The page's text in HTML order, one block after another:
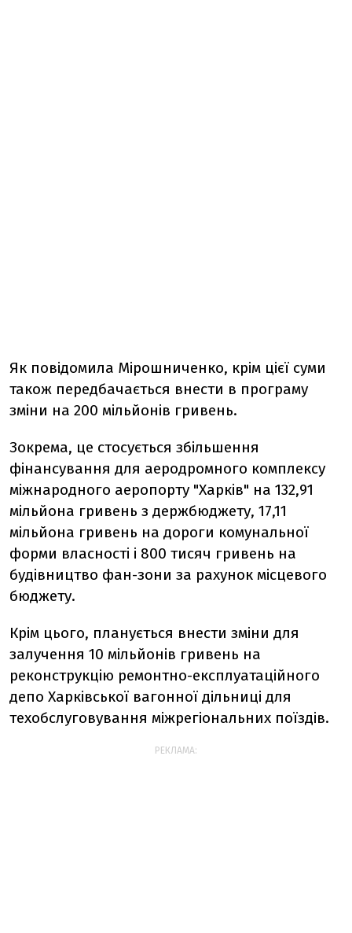
Як повідомила Мірошниченко, крім цієї суми
також передбачається внести в програму
зміни на 200 мільйонів гривень.
Зокрема, це стосується збільшення
фінансування для аеродромного комплексу
міжнародного аеропорту "Харків" на 132,91
мільйона гривень з держбюджету, 17,11
мільйона гривень на дороги комунальної
форми власності і 800 тисяч гривень на
будівництво фан-зони за рахунок місцевого
бюджету.
Крім цього, планується внести зміни для
залучення 10 мільйонів гривень на
реконструкцію ремонтно-експлуатаційного
депо Харківської вагонної дільниці для
техобслуговування міжрегіональних поїздів.
РЕКЛАМА: